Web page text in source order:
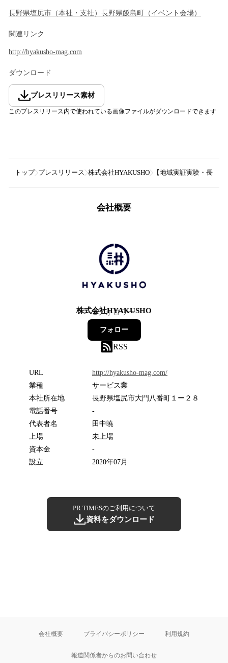
長野県塩尻市 （本社・支社 ） 長野県飯島町 （ イベント会場）
関連リンク
http://hyakusho-mag.com
ダウンロード
プレスリリース素材
このプレスリリース内で使われている画像ファイルがダウンロードできます
トップ プレスリリース 株式会社HYAKUSHO 【地域実証実験・長野
会社概要
株式会社HYAKUSHO
2フォロワー
フォロー
RSS
URL
http://hyakusho-mag.com/
業種
サービス業
本社所在地
長野県塩尻市大門八番町１ー２８
電話番号
-
代表者名
田中暁
上場
未上場
資本金
-
設立
2020年07月
PR TIMESのご利用について
資料をダウンロード
会社概要 プライバシーポリシー 利用規約
報道関係者からのお問い合わせ